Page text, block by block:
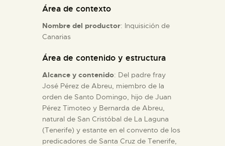
Área de contexto
Nombre del productor: Inquisición de
Canarias
Área de contenido y estructura
Alcance y contenido: Del padre fray
José Pérez de Abreu, miembro de la
orden de Santo Domingo, hijo de Juan
Pérez Timoteo y Bernarda de Abreu,
natural de San Cristóbal de La Laguna
(Tenerife) y estante en el convento de los
predicadores de Santa Cruz de Tenerife,